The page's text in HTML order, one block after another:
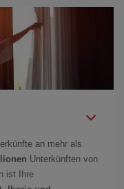
an mehr als
Unterkünften von
ist Ihre